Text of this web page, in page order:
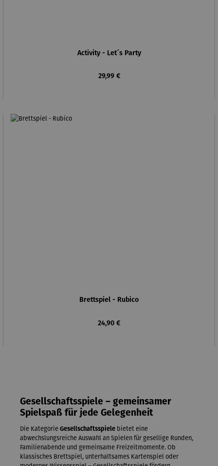
Activity - Let´s Party
Regulärer Preis:
29,99 €
Brettspiel - Rubico
Regulärer Preis:
24,90 €
Gesellschaftsspiele – gemeinsamer
Spielspaß für jede Gelegenheit
Die Kategorie Gesellschaftsspiele bietet eine
abwechslungsreiche Auswahl an Spielen für gesellige Runden,
Familienabende und gemeinsame Freizeitmomente. Ob
klassisches Brettspiel, unterhaltsames Kartenspiel oder